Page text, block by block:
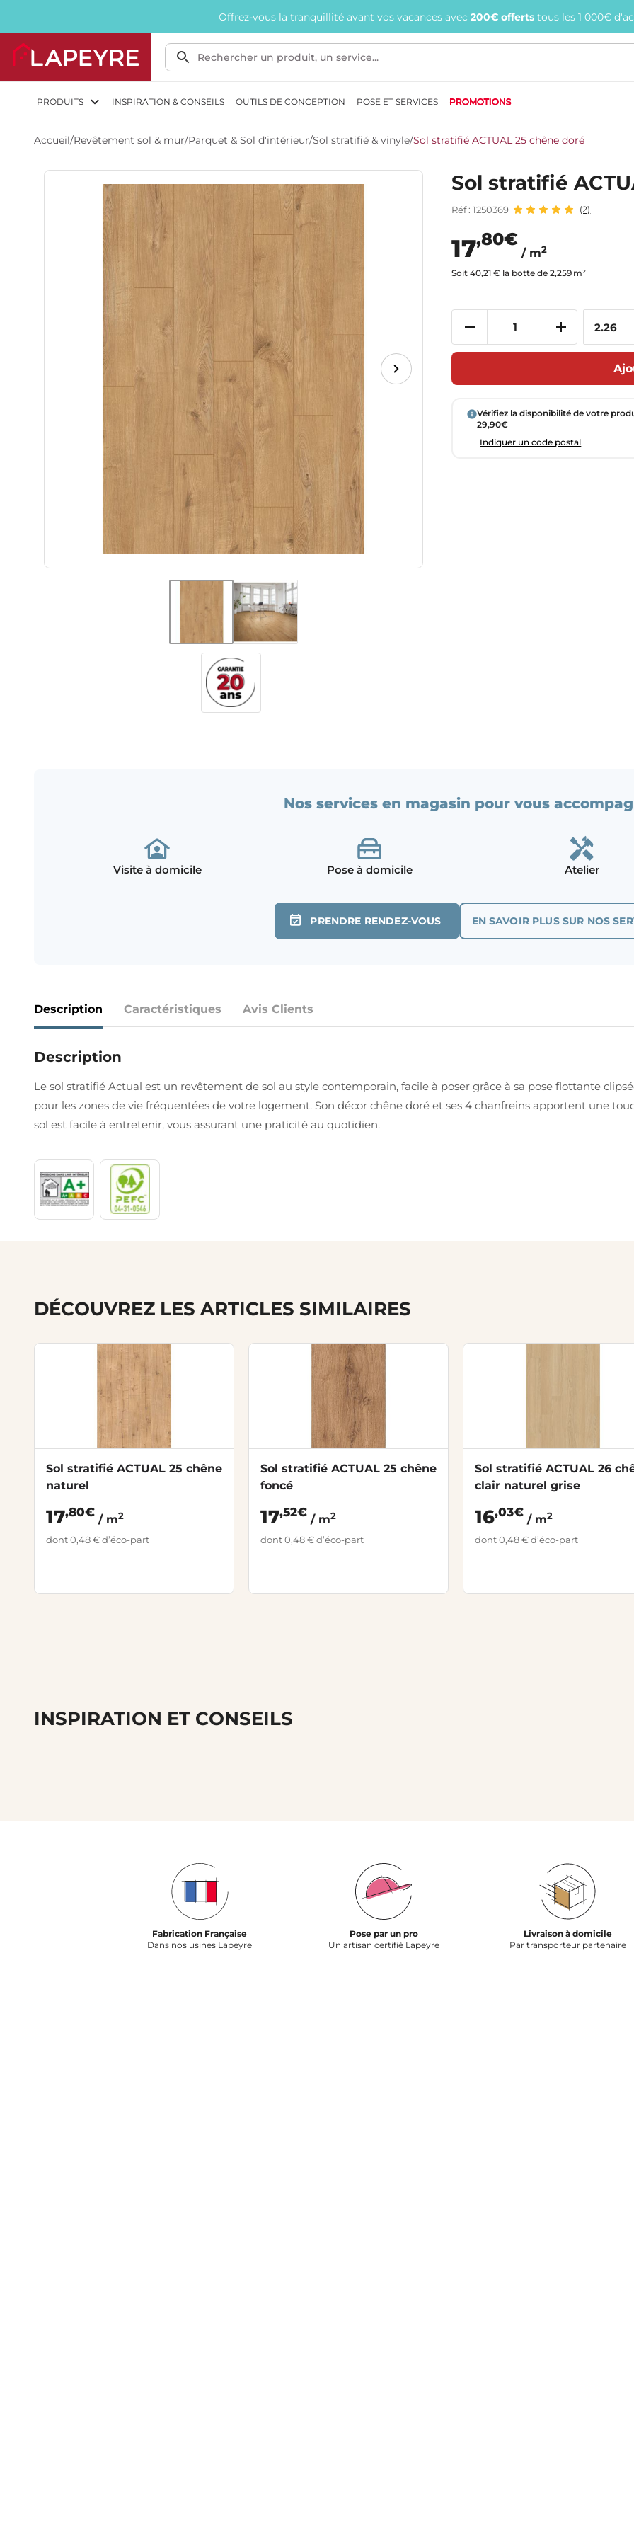
Offrez-vous la tranquillité avant vos vacances avec 200€ offerts tous les 1 000€
PRODUITS INSPIRATION & CONSEILS OUTILS DE CONCEPTION POSE ET SERVICES PROMOTIONS
Accueil/Revêtement sol & mur/Parquet & Sol d'intérieur/Sol stratifié & vinyle/Sol stratifié ACTUAL 25 chêne doré
Sol stratifié
Réf : 1250369 (2)
17,80€
/ m2
Soit 40,21 € la botte de 2,259 m²
Vérifiez la disponibilité de votre
29,90€
Indiquer un code postal
Nos services en magasin pour vous
Visite à domicile Pose à domicile Atelier
PRENDRE RENDEZ-VOUS EN SAVOIR PLUS SUR NOS
Description Caractéristiques Avis Clients
Description
Le sol stratifié Actual est un revêtement de sol au style contemporain, facile à poser grâce à sa pose flottante
pour les zones de vie fréquentées de votre logement. Son décor chêne doré et ses 4 chanfreins apportent une
sol est facile à entretenir, vous assurant une praticité au quotidien.
DÉCOUVREZ LES ARTICLES SIMILAIRES
Sol stratifié ACTUAL 25 chêne
naturel
17,80€
/ m2
dont 0,48 € d’éco-part
Sol stratifié ACTUAL 25 chêne
foncé
17,52€
/ m2
dont 0,48 € d’éco-part
Sol stratifié ACTUAL 26
clair naturel grise
16,03€
/ m2
dont 0,48 € d’éco-part
INSPIRATION ET CONSEILS
Fabrication Française
Dans nos usines Lapeyre
Pose par un pro
Un artisan certifié Lapeyre
Livraison à domicile
Par transporteur partenaire